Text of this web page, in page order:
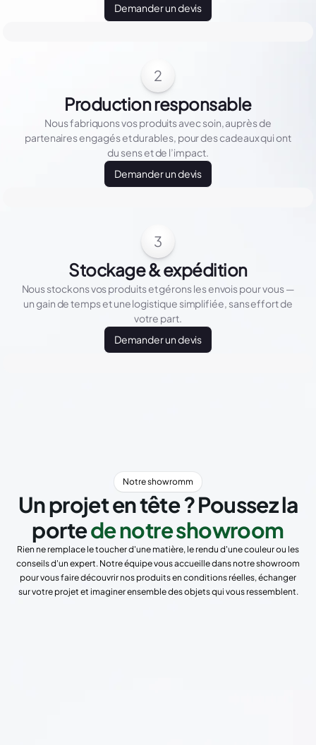
Demander un devis
2
Production responsable
Nous fabriquons vos produits avec soin, auprès de
partenaires engagés et durables, pour des cadeaux qui ont
du sens et de l’impact.
Demander un devis
3
Stockage & expédition
Nous stockons vos produits et gérons les envois pour vous —
un gain de temps et une logistique simplifiée, sans effort de
votre part.
Demander un devis
Notre showromm
Un projet en tête ? Poussez la
portede notre showroom
Rien ne remplace le toucher d'une matière, le rendu d'une couleur ou les
conseils d'un expert. Notre équipe vous accueille dans notre showroom
pour vous faire découvrir nos produits en conditions réelles, échanger
sur votre projet et imaginer ensemble des objets qui vous ressemblent.